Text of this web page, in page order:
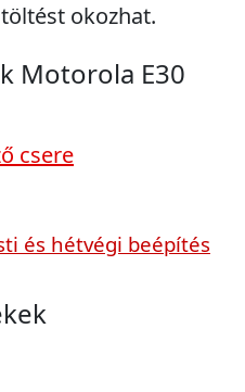
okozhat.
Motorola E30
csere
és hétvégi beépítés